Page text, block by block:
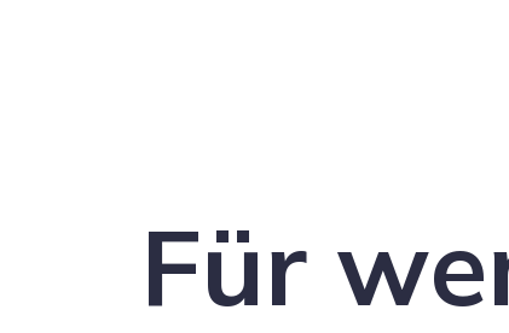
Für